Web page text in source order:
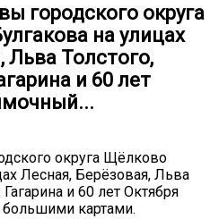
городского округа
на улицах
Льва Толстого,
и 60 лет
округа Щёлково
Лесная, Берёзовая, Льва
и 60 лет Октября
картами.